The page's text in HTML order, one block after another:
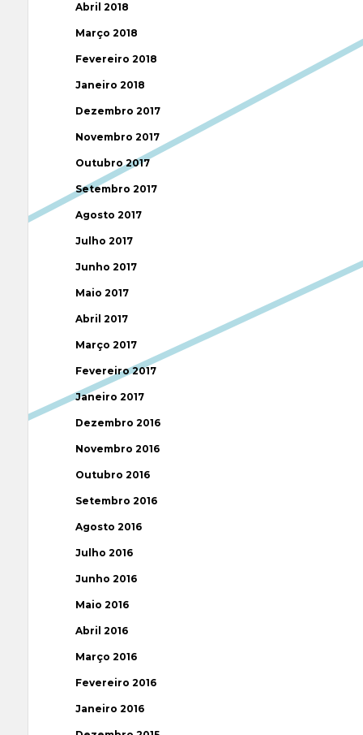
Abril 2018
Março 2018
Fevereiro 2018
Janeiro 2018
Dezembro 2017
Novembro 2017
Outubro 2017
Setembro 2017
Agosto 2017
Julho 2017
Junho 2017
Maio 2017
Abril 2017
Março 2017
Fevereiro 2017
Janeiro 2017
Dezembro 2016
Novembro 2016
Outubro 2016
Setembro 2016
Agosto 2016
Julho 2016
Junho 2016
Maio 2016
Abril 2016
Março 2016
Fevereiro 2016
Janeiro 2016